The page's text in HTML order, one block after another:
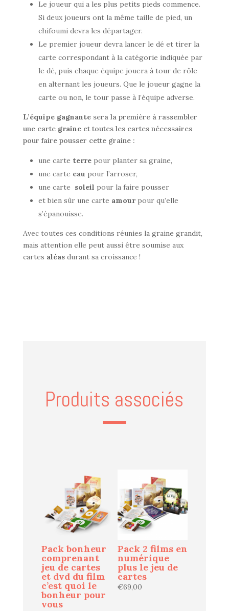
Le joueur qui a les plus petits pieds commence.
Si deux joueurs ont la même taille de pied, un
chifoumi devra les départager.
Le premier joueur devra lancer le dé et tirer la
carte correspondant à la catégorie indiquée par
le dé, puis chaque équipe jouera à tour de rôle
en alternant les joueurs. Que le joueur gagne la
carte ou non, le tour passe à l’équipe adverse.
L’équipe gagnante sera la première à rassembler
une carte graine et toutes les cartes nécessaires
pour faire pousser cette graine :
une carte terrepour planter sa graine,
une carte eau pour l’arroser,
une carte soleil pour la faire pousser
et bien sûr une carte amourpour qu’elle
s’épanouisse.
Avec toutes ces conditions réunies la graine grandit,
mais attention elle peut aussi être soumise aux
cartes aléas durant sa croissance !
Produits associés
Pack bonheur
comprenant
jeu de cartes
et dvd du film
c’est quoi le
bonheur pour
vous
Pack 2 films en
numérique
plus le jeu de
cartes
€69,00